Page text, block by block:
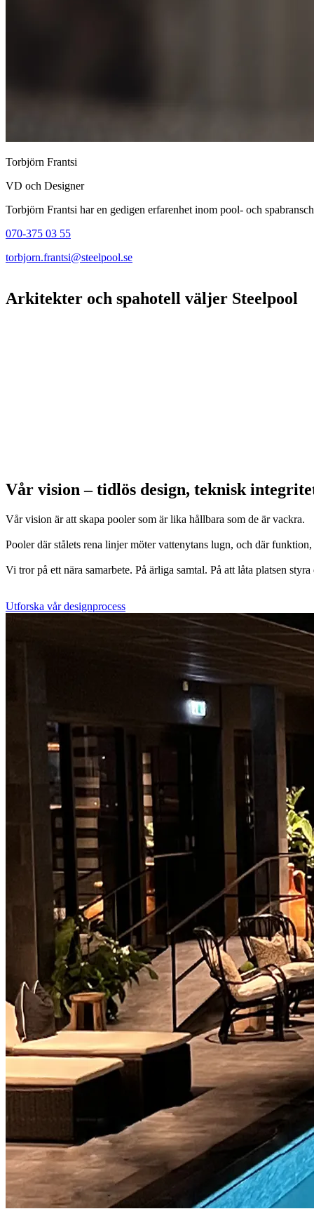
Torbjörn Frantsi
VD och Designer
Torbjörn Frantsi har en gedigen erfarenhet inom pool- och
070-375 03 55
torbjorn.frantsi@steelpool.se
Arkitekter och spahotell väljer Steelpool
Vår vision – tidlös design, teknisk
Vår vision är att skapa pooler som är lika hållbara som de är vackra.
Pooler där stålets rena linjer möter vattenytans lugn, och där
Vi tror på ett nära samarbete. På ärliga samtal. På att låta platsen
Utforska vår designprocess